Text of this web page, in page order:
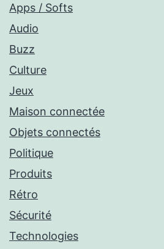
Apps / Softs
Audio
Buzz
Culture
Jeux
Maison connectée
Objets connectés
Politique
Produits
Rétro
Sécurité
Technologies